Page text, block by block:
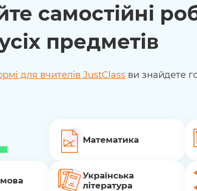
самостійні
предметів
для вчителів JustClass ви знайдете
Математика
Українська
література